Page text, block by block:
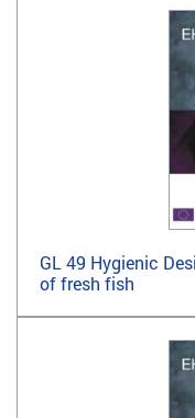
GL 49 Hygienic
of fresh fish